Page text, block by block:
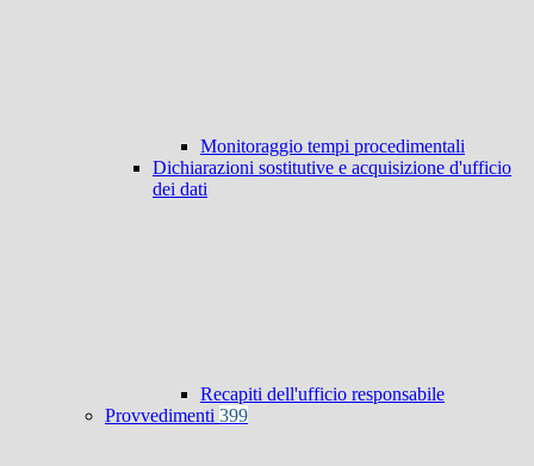
Monitoraggio tempi procedimentali
Dichiarazioni sostitutive e acquisizione d'ufficio
dei dati
Recapiti dell'ufficio responsabile
Provvedimenti 399